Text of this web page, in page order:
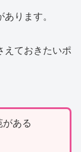
ります。
えておきたいポ
ある